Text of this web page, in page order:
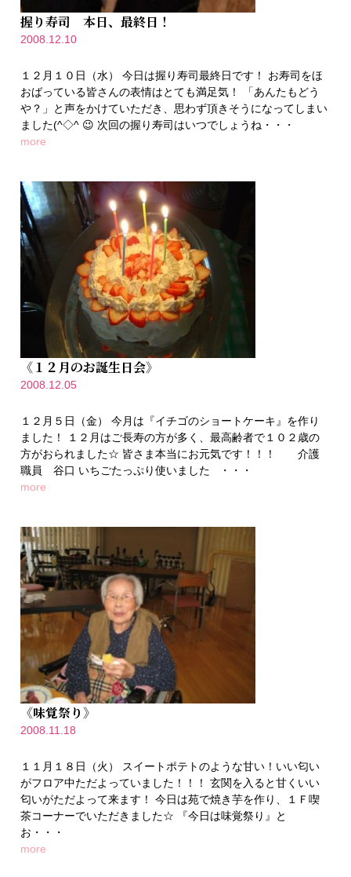
握り寿司 本日、最終日！
2008.12.10
１２月１０日（水） 今日は握り寿司最終日です！ お寿司をほ
おばっている皆さんの表情はとても満足気！ 「あんたもどう
や？」と声をかけていただき、思わず頂きそうになってしまい
ました(^◇^ 😉 次回の握り寿司はいつでしょうね・・・
more
《１２月のお誕生日会》
2008.12.05
１２月５日（金） 今月は『イチゴのショートケーキ』を作り
ました！ １２月はご長寿の方が多く、最高齢者で１０２歳の
方がおられました☆ 皆さま本当にお元気です！！！ 介護
職員 谷口 いちごたっぷり使いました ・・・
more
《味覚祭り》
2008.11.18
１１月１８日（火） スイートポテトのような甘い！いい匂い
がフロア中ただよっていました！！！ 玄関を入ると甘くいい
匂いがただよって来ます！ 今日は苑で焼き芋を作り、１Ｆ喫
茶コーナーでいただきました☆ 『今日は味覚祭り』と
お・・・
more